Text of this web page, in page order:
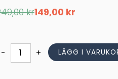
kr
ursprungliga
249,00 kr.
149,00 kr
nuvarande
149,00 kr.
-
Trappräckslina
Design
+ LÄGG I